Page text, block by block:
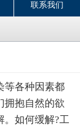
联系我们
等各种因素都
拥抱自然的欲
。如何缓解?工